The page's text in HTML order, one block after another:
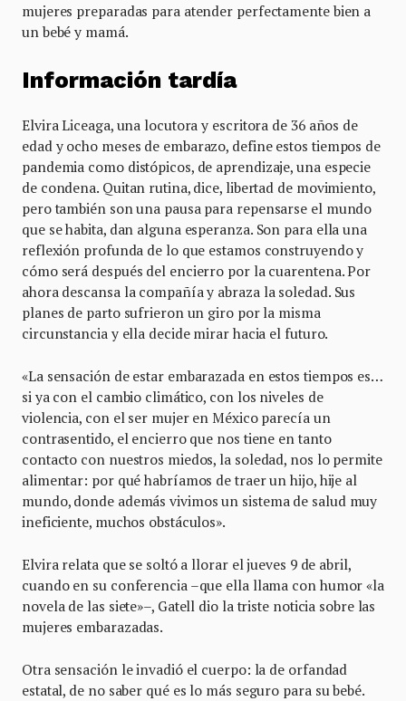
mujeres preparadas para atender perfectamente bien a
un bebé y mamá.
Información tardía
Elvira Liceaga, una locutora y escritora de 36 años de
edad y ocho meses de embarazo, define estos tiempos de
pandemia como distópicos, de aprendizaje, una especie
de condena. Quitan rutina, dice, libertad de movimiento,
pero también son una pausa para repensarse el mundo
que se habita, dan alguna esperanza. Son para ella una
reflexión profunda de lo que estamos construyendo y
cómo será después del encierro por la cuarentena. Por
ahora descansa la compañía y abraza la soledad. Sus
planes de parto sufrieron un giro por la misma
circunstancia y ella decide mirar hacia el futuro.
«La sensación de estar embarazada en estos tiempos es…
si ya con el cambio climático, con los niveles de
violencia, con el ser mujer en México parecía un
contrasentido, el encierro que nos tiene en tanto
contacto con nuestros miedos, la soledad, nos lo permite
alimentar: por qué habríamos de traer un hijo, hije al
mundo, donde además vivimos un sistema de salud muy
ineficiente, muchos obstáculos».
Elvira relata que se soltó a llorar el jueves 9 de abril,
cuando en su conferencia –que ella llama con humor «la
novela de las siete»–, Gatell dio la triste noticia sobre las
mujeres embarazadas.
Otra sensación le invadió el cuerpo: la de orfandad
estatal, de no saber qué es lo más seguro para su bebé.